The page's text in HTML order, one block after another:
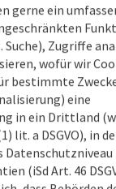
GmbH
gerne ein
Zugriffe
wofür wir
bestimmte
eine
in ein Drittland
lit. a DSGVO), in
Datenschutzniveau
(iSd Art. 46